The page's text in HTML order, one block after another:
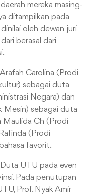
mereka masing-
ditampilkan pada
oleh dewan juri
berasal dari
Carolina (Prodi
sebagai duta
Negara) dan
Mesin) sebagai duta
Maulida Ch (Prodi
(Prodi
favorit.
UTU pada even
Pada penutupan
Prof. Nyak Amir